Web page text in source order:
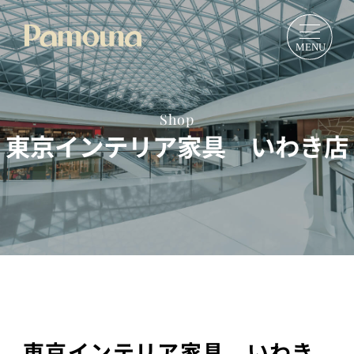
Shop
東京インテリア家具 いわき店